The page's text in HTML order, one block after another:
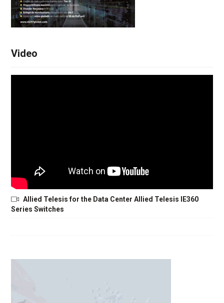
Video
Allied Telesis for the Data Center Allied Telesis IE360
Series Switches